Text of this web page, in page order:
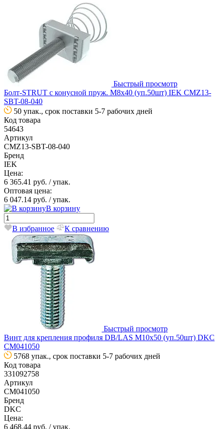
Быстрый просмотр
Болт-STRUT с конусной пруж. М8х40 (уп.50шт) IEK CMZ13-
SBT-08-040
50 упак., срок поставки 5-7 рабочих дней
Код товара
54643
Артикул
CMZ13-SBT-08-040
Бренд
IEK
Цена:
6 365.41 руб. / упак.
Оптовая цена:
6 047.14 руб. / упак.
В корзину
В избранное К сравнению
Быстрый просмотр
Винт для крепления профиля DB/LAS М10х50 (уп.50шт) DKC
CM041050
5768 упак., срок поставки 5-7 рабочих дней
Код товара
331092758
Артикул
CM041050
Бренд
DKC
Цена:
6 468.44 руб. / упак.